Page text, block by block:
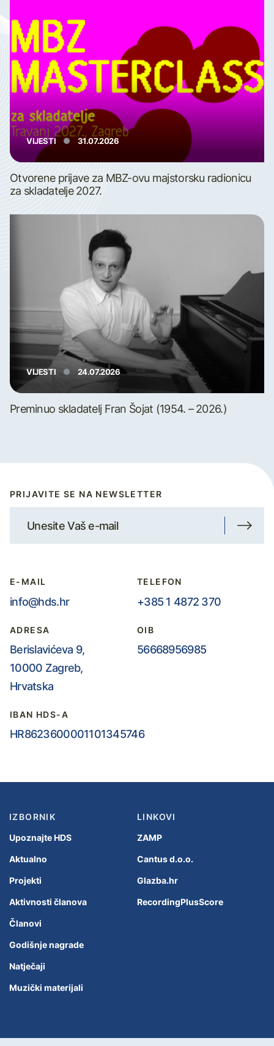
VIJESTI 31.07.2026
Otvorene prijave za MBZ-ovu majstorsku radionicu
za skladatelje 2027.
VIJESTI 24.07.2026
Preminuo skladatelj Fran Šojat (1954. – 2026.)
PRIJAVITE SE NA NEWSLETTER
E-MAIL
info@hds.hr
TELEFON
+385 1 4872 370
ADRESA
Berislavićeva 9,
10000 Zagreb,
Hrvatska
OIB
56668956985
IBAN HDS-A
HR8623600001101345746
IZBORNIK
Upoznajte HDS
Aktualno
Projekti
Aktivnosti članova
Članovi
Godišnje nagrade
Natječaji
Muzički materijali
LINKOVI
ZAMP
Cantus d.o.o.
Glazba.hr
RecordingPlusScore